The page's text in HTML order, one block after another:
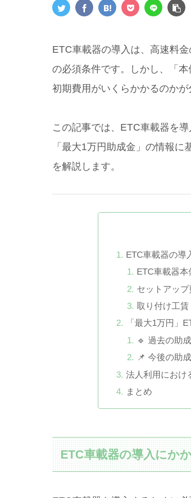
ETC車載器の導入は、高速料
の必須条件です。しかし、「
初期費用がいくらかかるのか
この記事では、ETC車載器を
「最大1万円助成金」の情報
を解説します。
ETC車載器の導
ETC車載器本
セットアップ
取り付け工賃
「最大1万円」
🔹 過去の助
📌 今後の助
法人利用におけ
まとめ
ETC車載器の導入にか